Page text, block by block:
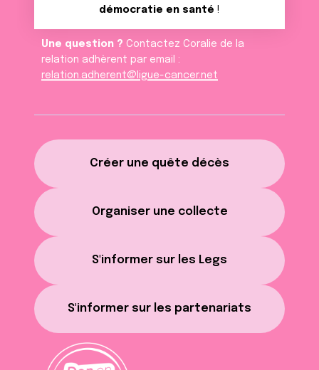
Créer une quête décès
Organiser une collecte
S'informer sur les Legs
S'informer sur les partenariats
démocratie en santé !
Une question ? Contactez Coralie de la
relation adhèrent par email :
relation.adherent@ligue-cancer.net